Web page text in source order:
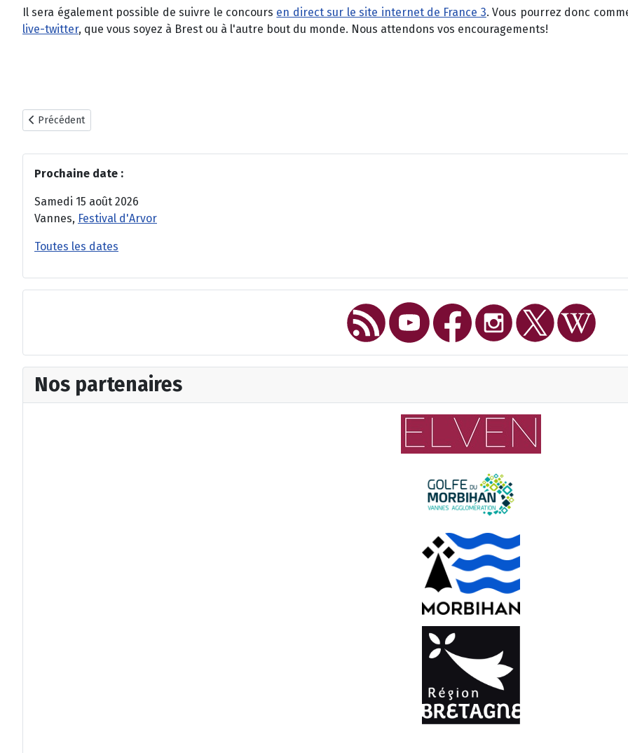
Il sera également possible de suivre le concours en direct sur le site internet de France 3. Vous pourrez donc
live-twitter, que vous soyez à Brest ou à l'autre bout du monde. Nous attendons vos encouragements!
Article précédent : Brest 2013 : le jour des 1
Précédent
Prochaine date :
Samedi 15 août 2026
Vannes, Festival d'Arvor
Toutes les dates
Nos partenaires